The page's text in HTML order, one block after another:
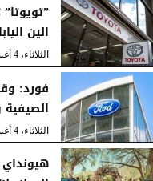
الين
الثلاثاء، 4 أغسطس 2026
فورد:
الثلاثاء، 4 أغسطس 2026